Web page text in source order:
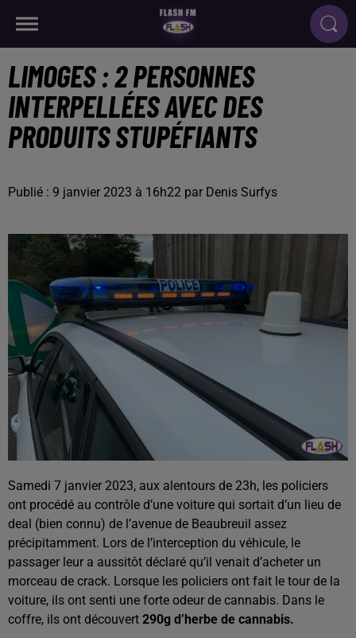
LIMOGES : 2 PERSONNES
INTERPELLÉES AVEC DES
PRODUITS STUPÉFIANTS
Publié : 9 janvier 2023 à 16h22 par Denis Surfys
Samedi 7 janvier 2023, aux alentours de 23h, les policiers
ont procédé au contrôle d’une voiture qui sortait d’un lieu de
deal (bien connu) de l’avenue de Beaubreuil assez
précipitamment. Lors de l’interception du véhicule, le
passager leur a aussitôt déclaré qu’il venait d’acheter un
morceau de crack. Lorsque les policiers ont fait le tour de la
voiture, ils ont senti une forte odeur de cannabis. Dans le
coffre, ils ont découvert 290g d’herbe de cannabis.